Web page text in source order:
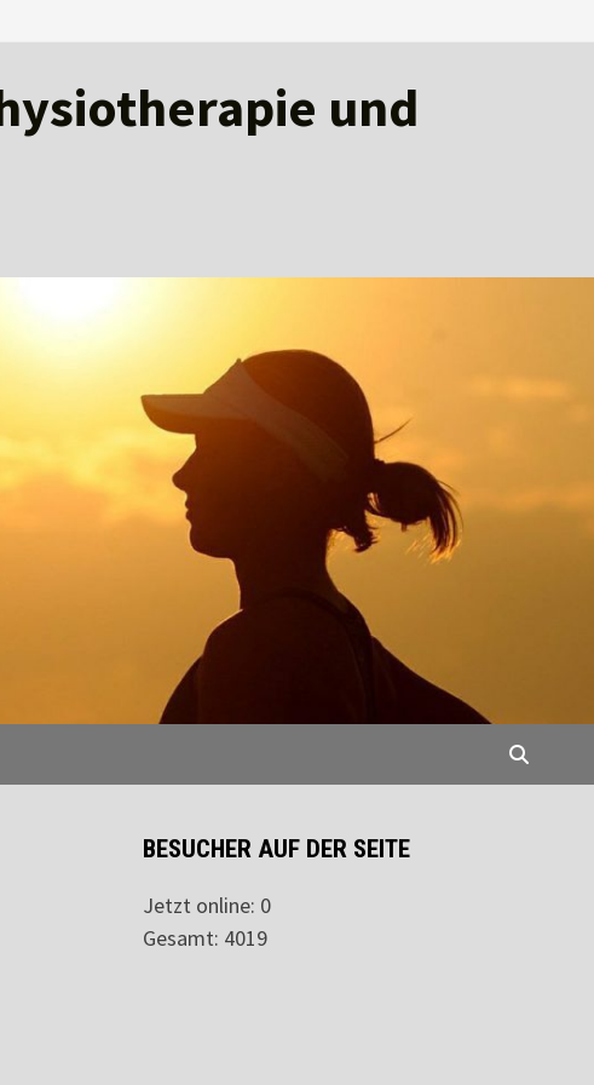
und
BESUCHER AUF DER SEITE
Jetzt online: 0
Gesamt: 4019